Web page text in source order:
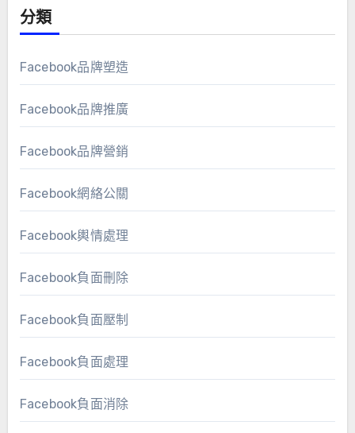
分類
Facebook品牌塑造
Facebook品牌推廣
Facebook品牌營銷
Facebook網絡公關
Facebook輿情處理
Facebook負面刪除
Facebook負面壓制
Facebook負面處理
Facebook負面消除